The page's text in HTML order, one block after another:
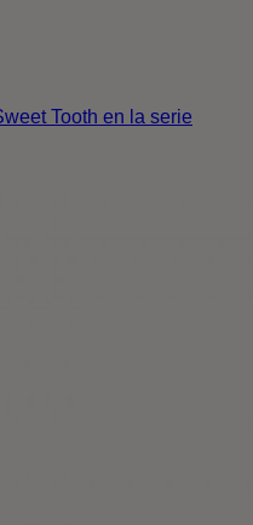
Tooth en la serie